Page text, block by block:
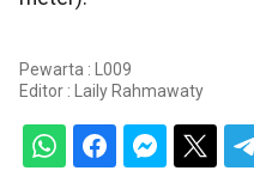
Pewarta : L009
Editor : Laily Rahmawaty